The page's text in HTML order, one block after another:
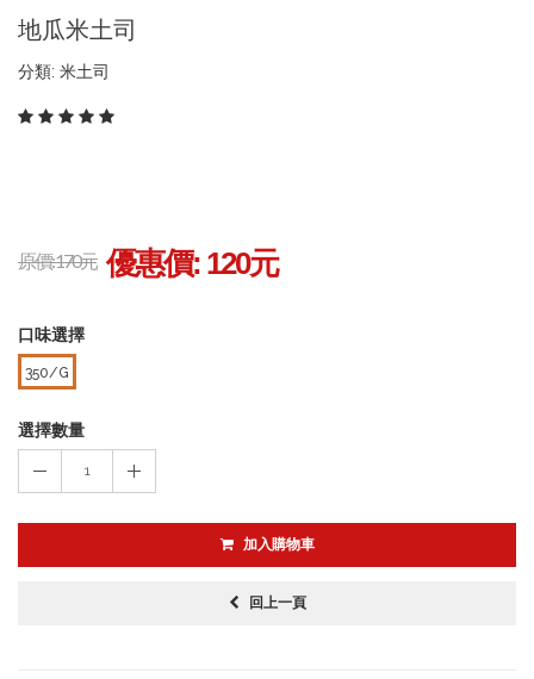
地瓜米土司
分類: 米土司
原價: 170元 優惠價: 120元
口味選擇
350/G
選擇數量
1
加入購物車
回上一頁